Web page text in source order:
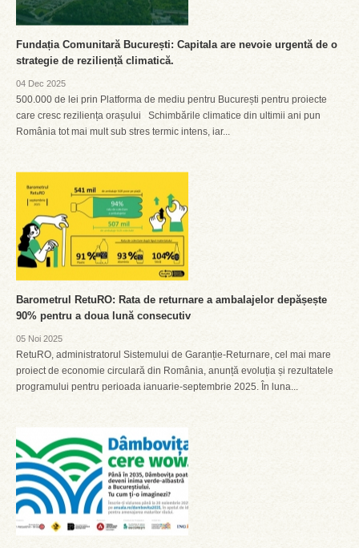
Fundația Comunitară București: Capitala are nevoie urgentă de o
strategie de reziliență climatică.
04 Dec 2025
500.000 de lei prin Platforma de mediu pentru București pentru proiecte
care cresc reziliența orașului Schimbările climatice din ultimii ani pun
România tot mai mult sub stres termic intens, iar...
Barometrul RetuRO: Rata de returnare a ambalajelor depășește
90% pentru a doua lună consecutiv
05 Noi 2025
RetuRO, administratorul Sistemului de Garanție-Returnare, cel mai mare
proiect de economie circulară din România, anunță evoluția și rezultatele
programului pentru perioada ianuarie-septembrie 2025. În luna...